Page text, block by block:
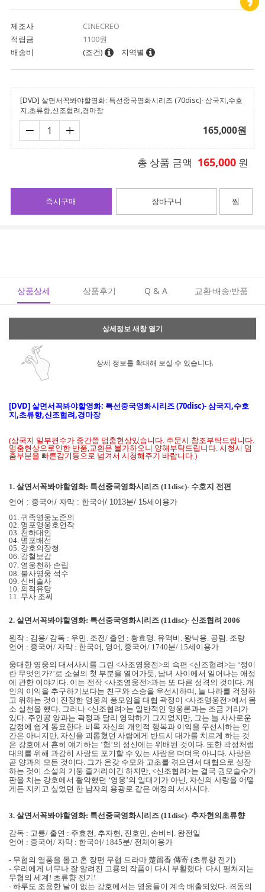
제조사
CINECREO
적립금
1100원
배송비
(조건) 지역별
[DVD] 살면서꼭봐야할영화: 특선중국영화시리즈 (70disc)- 삼국지,수호
지,초류향,신조협려,경마장
165,000원
총 상품 금액 165,000 원
장바구니
즉시구매 찜
상품상세 상품후기 Q & A 교환·배송·반품
상세정보 새창 열기
상세 정보를 확대해 보실 수 있습니다.
[DVD]살면서꼭봐야할영화: 특선중국영화시리즈 (70disc)- 삼국지,수호
지,초류향,신조협려,경마장
(삼국지 일부편수가 중간쯤 멈춤현상있습니다. 주문시 참조부탁드립니다.
멈춤현상으로인한 반품,교환은 불가하오니 양해부탁드립니다. 시청시 멈
춤부분을 빠른감기등으로 넘겨서 시청해주기 바랍니다.)
1. 살면서꼭봐야할영화: 특선중국영화시리즈 (11disc)- 수호지 전편
언어 : 중국어/ 자막 : 한국어/ 1013분/ 15세이용가
01. 귀족영웅노준의
02. 명포영웅호연작
03. 천하대인
04. 명포배선
05. 강호의장청
06. 강철보갑
07. 영웅천하 손립
08. 불사영웅 석수
09. 신비술사
10. 의적유당
11. 무사 조씨
2. 살면서꼭봐야할영화: 특선중국영화시리즈 (11disc)- 신조협려 2006
원작 : 김용/ 감독 : 우민. 조전/ 출연 : 황효명. 유역비. 왕낙용. 공림. 조량
언어 : 중국어/ 자막 : 한국어, 영어, 중국어/ 1740분/ 15세이용가
웅대한 영웅의 대서사시를 그린 <사조영웅전>의 속편 <신조협려>는 ‘정이
란 무엇인가?’로 소설의 첫 부분을 열어가듯, 남녀 사이에서 일어나는 애정
에 관한 이야기다. 이는 전작 <사조영웅전>과는 또 다른 성격의 것이다. 개
인의 이익을 추구하기보다는 친구와 스승을 우선시하며, 늘 나라를 걱정하
고 위하는 것이 진정한 영웅의 풍모임을 대협 곽정이 <사조영웅전>에서 몸
소 실천을 했다. 그러나 <신조협려>는 일반적인 영웅론과는 조금 거리가
있다. 주인공 양과는 곽정과 달리 영악하기 그지없지만, 그는 늘 사사로운
감정에 쉽게 동요한다. 비록 자신의 개인적 행복과 이익을 우선시하는 인
간은 아니지만, 자신을 괴롭혔던 사람에게 반드시 대가를 치르게 하는 것
은 강호에서 흔히 얘기하는 ‘협’의 정신에는 위배된 것이다. 또한 곽정처럼
대의를 위해 과감히 사랑도 포기할 수 있는 사람은 더더욱 아니다. 사랑은
곧 양과의 모든 것이다. 그가 온갖 수모와 고초를 겪으면서 대협으로 성장
하는 것이 소설의 기둥 줄거리이긴 하지만, <신조협려>는 결국 권모술수가
판을 치는 강호에서 활약했던 ‘영웅’의 일대기가 아닌, 자신의 사랑을 어떻
게든 지키고 싶었던 한 남자의 용광로 같은 애정의 서사시다.
3. 살면서꼭봐야할영화: 특선중국영화시리즈 (11disc)- 추자현의초류향
감독 : 고룡/ 출연 : 주효천, 추자현, 진호민, 손비비. 왕전일
언어 : 중국어/ 자막 : 한국어/ 1845분/ 전체이용가
- 무협의 열풍을 몰고 혼 장편 무협 드라마 楚留香 傳寄 (초류향 전기)
- 우리에게 너무나 잘 알려진 고룡의 작품이 다시 부활했다. 다시 펼쳐지는
무협의 세계! 초류향 전기!
- 하루도 조용한 날이 없는 강호에서는 영웅들이 계속 배출되었다. 격동의